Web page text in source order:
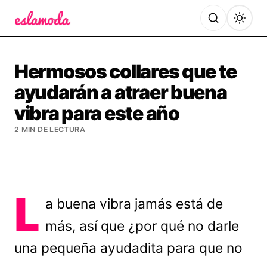
Hermosos collares que te
ayudarán a atraer buena
vibra para este año
2 MIN DE LECTURA
L a buena vibra jamás está de
más, así que ¿por qué no darle
una pequeña ayudadita para que no